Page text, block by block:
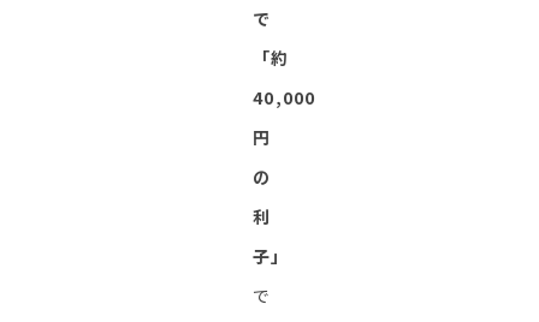
で
「約
40,000
円
の
利
子」
で